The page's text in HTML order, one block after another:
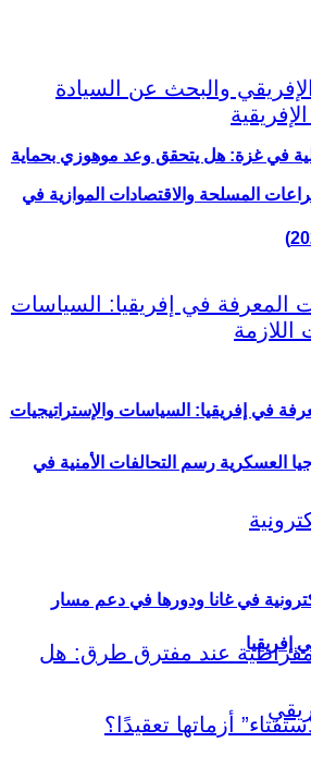
في غزة: هل يتحقق وعد موهوزي بحماية
العسكرية رسم التحالفات الأمنية في
المسلحة والاقتصادات الموازية في
في إفريقيا: السياسات والإستراتيجيات
في غانا ودورها في دعم مسار
إفريقيا